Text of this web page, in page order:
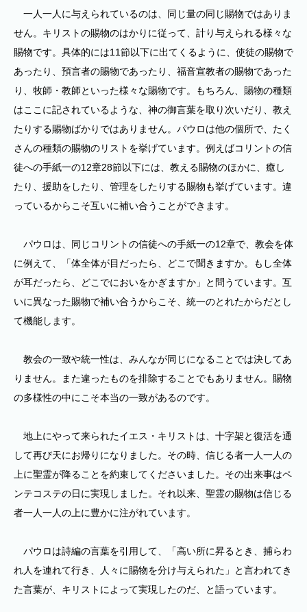
一人一人に与えられているのは、同じ量の同じ賜物ではありま
せん。キリストの賜物のはかりに従って、計り与えられる様々な
賜物です。具体的には11節以下に出てくるように、使徒の賜物で
あったり、預言者の賜物であったり、福音宣教者の賜物であった
り、牧師・教師といった様々な賜物です。もちろん、賜物の種類
はここに記されているような、神の御言葉を取り次いだり、教え
たりする賜物ばかりではありません。パウロは他の個所で、たく
さんの種類の賜物のリストを挙げています。例えばコリントの信
徒への手紙一の12章28節以下には、教える賜物のほかに、癒し
たり、援助をしたり、管理をしたりする賜物も挙げています。違
っているからこそ互いに補い合うことができます。
パウロは、同じコリントの信徒への手紙一の12章で、教会を体
に例えて、「体全体が目だったら、どこで聞きますか。もし全体
が耳だったら、どこでにおいをかぎますか」と問うています。互
いに異なった賜物で補い合うからこそ、統一のとれたからだとし
て機能します。
教会の一致や統一性は、みんなが同じになることでは決してあ
りません。また違ったものを排除することでもありません。賜物
の多様性の中にこそ本当の一致があるのです。
地上にやって来られたイエス・キリストは、十字架と復活を通
して再び天にお帰りになりました。その時、信じる者一人一人の
上に聖霊が降ることを約束してくださいました。その出来事はペ
ンテコステの日に実現しました。それ以来、聖霊の賜物は信じる
者一人一人の上に豊かに注がれています。
パウロは詩編の言葉を引用して、「高い所に昇るとき、捕らわ
れ人を連れて行き、人々に賜物を分け与えられた」と言われてき
た言葉が、キリストによって実現したのだ、と語っています。